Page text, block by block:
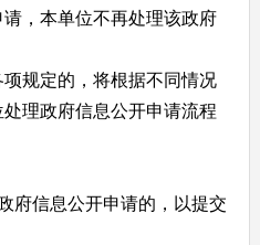
，本单位不再处理该政府
规定的，将根据不同情况
理政府信息公开申请流程
信息公开申请的，以提交